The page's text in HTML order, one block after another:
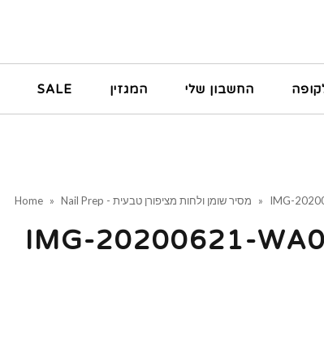
SALE המגזין החשבון שלי
Home » Nail Prep - מסיר שומן ולחות מציפורן טבעית » IMG-
IMG-20200621-